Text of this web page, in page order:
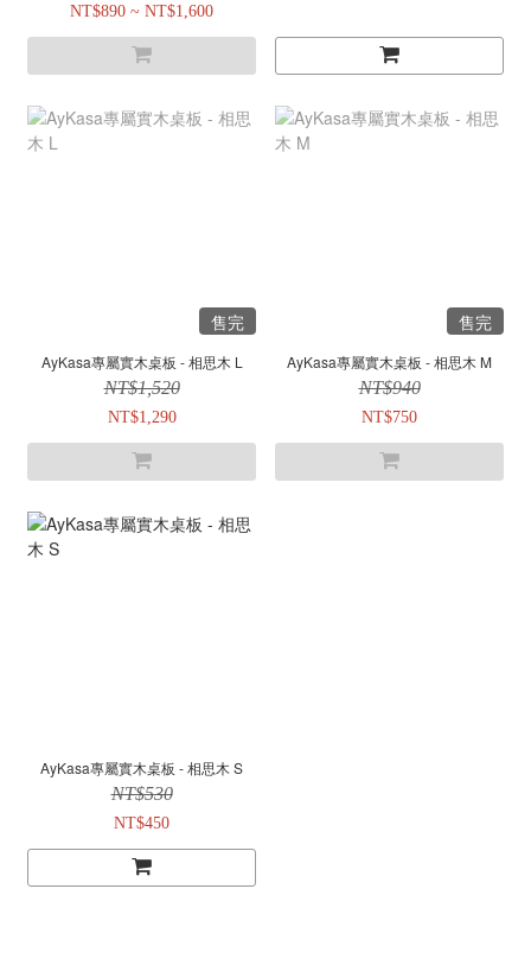
NT$890 ~ NT$1,600
售完
AyKasa專屬實木桌板 - 相思木 L
NT$1,520
NT$1,290
售完
AyKasa專屬實木桌板 - 相思木 M
NT$940
NT$750
AyKasa專屬實木桌板 - 相思木 S
NT$530
NT$450